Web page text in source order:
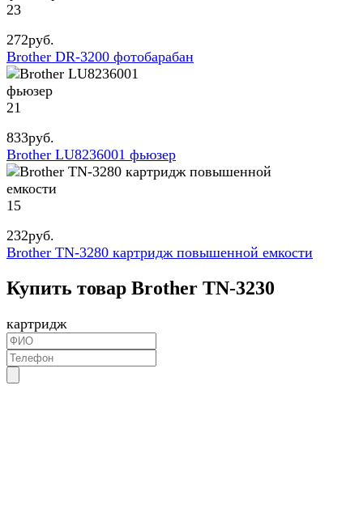
23
272руб.
Brother DR-3200 фотобарабан
21
833руб.
Brother LU8236001 фьюзер
15
232руб.
Brother TN-3280 картридж повышенной емкости
Купить товар Brother TN-3230
картридж